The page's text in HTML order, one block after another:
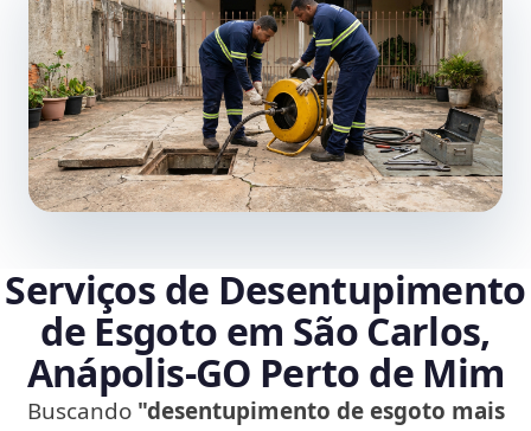
Serviços de Desentupimento
de Esgoto em São Carlos,
Anápolis‑GO Perto de Mim
Buscando "desentupimento de esgoto mais